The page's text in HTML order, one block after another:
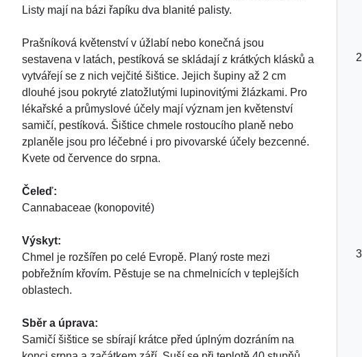
Listy mají na bázi řapíku dva blanité palisty.
Prašníková květenství v úžlabí nebo konečná jsou
sestavena v latách, pestíková se skládají z krátkých klásků a
vytvářejí se z nich vejčité šištice. Jejich šupiny až 2 cm
dlouhé jsou pokryté zlatožlutými lupinovitými žlázkami. Pro
lékařské a průmyslové účely mají význam jen květenství
samičí, pestíková. Šištice chmele rostoucího planě nebo
zplaněle jsou pro léčebné i pro pivovarské účely bezcenné.
Kvete od července do srpna.
Čeleď:
Cannabaceae (konopovité)
Výskyt:
Chmel je rozšířen po celé Evropě. Planý roste mezi
pobřežním křovím. Pěstuje se na chmelnicích v teplejších
oblastech.
Sběr a úprava:
Samičí šištice se sbírají krátce před úplným dozráním na